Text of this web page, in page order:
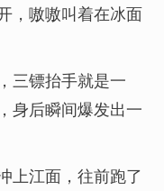
，嗷嗷叫着在冰面
三镖抬手就是一
身后瞬间爆发出一
上江面，往前跑了